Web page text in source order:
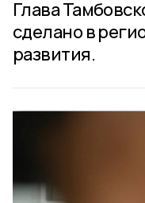
Глава
сделано в
развития.